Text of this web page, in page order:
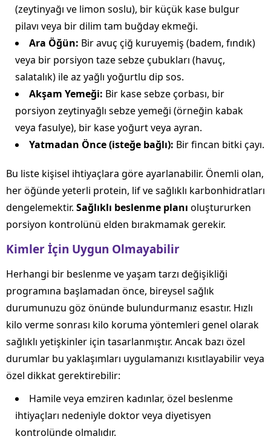
(zeytinyağı ve limon soslu), bir küçük kase bulgur
pilavı veya bir dilim tam buğday ekmeği.
Ara Öğün: Bir avuç çiğ kuruyemiş (badem, fındık)
veya bir porsiyon taze sebze çubukları (havuç,
salatalık) ile az yağlı yoğurtlu dip sos.
Akşam Yemeği: Bir kase sebze çorbası, bir
porsiyon zeytinyağlı sebze yemeği (örneğin kabak
veya fasulye), bir kase yoğurt veya ayran.
Yatmadan Önce (isteğe bağlı): Bir fincan bitki çayı.
Bu liste kişisel ihtiyaçlara göre ayarlanabilir. Önemli olan,
her öğünde yeterli protein, lif ve sağlıklı karbonhidratları
dengelemektir. Sağlıklı beslenme planı oluştururken
porsiyon kontrolünü elden bırakmamak gerekir.
Kimler İçin Uygun Olmayabilir
Herhangi bir beslenme ve yaşam tarzı değişikliği
programına başlamadan önce, bireysel sağlık
durumunuzu göz önünde bulundurmanız esastır. Hızlı
kilo verme sonrası kilo koruma yöntemleri genel olarak
sağlıklı yetişkinler için tasarlanmıştır. Ancak bazı özel
durumlar bu yaklaşımları uygulamanızı kısıtlayabilir veya
özel dikkat gerektirebilir:
Hamile veya emziren kadınlar, özel beslenme
ihtiyaçları nedeniyle doktor veya diyetisyen
kontrolünde olmalıdır.